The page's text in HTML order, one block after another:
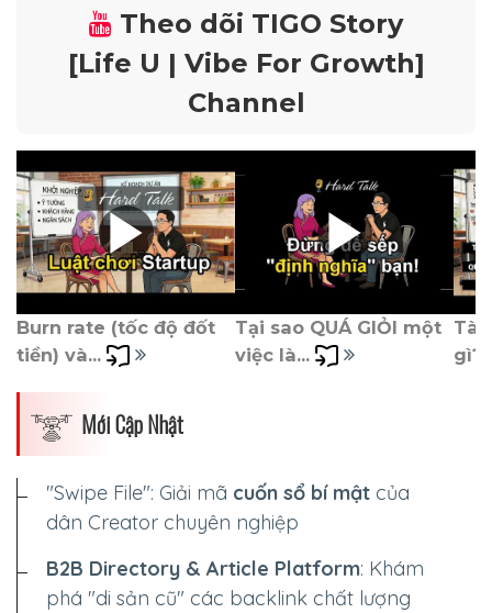
Theo dõi TIGO Story
[Life U | Vibe For Growth]
Channel
Burn rate (tốc độ đốt
tiền) và...
Tại sao QUÁ GIỎI một
việc là...
Tài
gì?
Mới Cập Nhật
"Swipe File": Giải mã cuốn sổ bí mật của
dân Creator chuyên nghiệp
B2B Directory & Article Platform: Khám
phá "di sản cũ" các backlink chất lượng
Dimensions
Impressions